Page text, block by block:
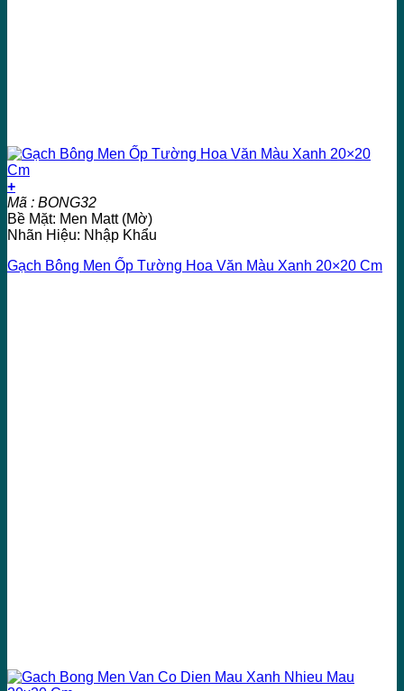
+
Mã : BONG32
Bề Mặt: Men Matt (Mờ)
Nhãn Hiệu: Nhập Khẩu
Gạch Bông Men Ốp Tường Hoa Văn Màu Xanh 20×20 Cm